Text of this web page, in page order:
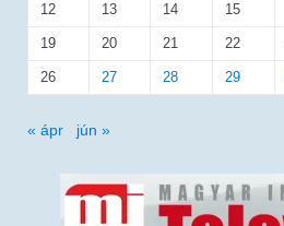
12 13 14 15
19 20 21 22
26 27 28 29
« ápr jún »